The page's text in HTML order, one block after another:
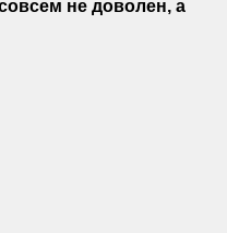
не доволен, а